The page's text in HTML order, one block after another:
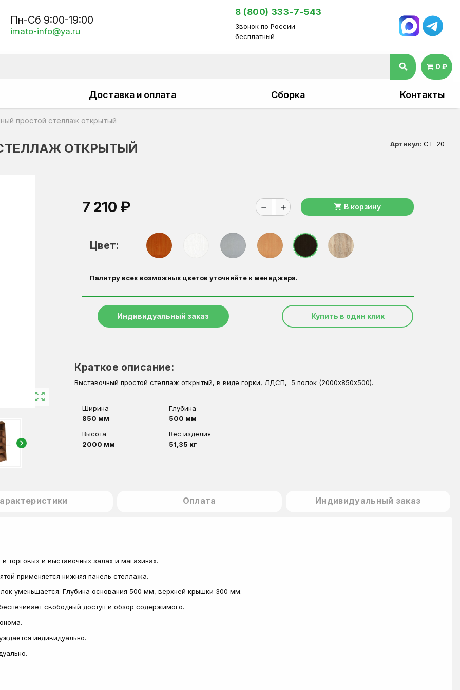
Пн-Сб 9:00-19:00
imato-info@ya.ru
8 (800) 333-7-543
Звонок по России
бесплатный
search 0 ₽
Доставка и оплата Сборка Контакты
простой стеллаж открытый
ОТКРЫТЫЙ Артикул: СТ-20
zoom_out_map
chevron_right
7 210 ₽ remove add shopping_cart В корзину
Цвет:
Палитру всех возможных цветов уточняйте к менеджера.
Индивидуальный заказ Купить в один клик
Краткое описание:
Выставочный простой стеллаж открытый, в виде горки, ЛДСП, 5 полок (2000х850х500).
Ширина
850 мм
Глубина
500 мм
Высота
2000 мм
Вес изделия
51,35 кг
Оплата Индивидуальный заказ
торговых и выставочных залах и магазинах.
применяется нижняя панель стеллажа.
уменьшается. Глубина основания 500 мм, верхней крышки 300 мм.
свободный доступ и обзор содержимого.
индивидуально.